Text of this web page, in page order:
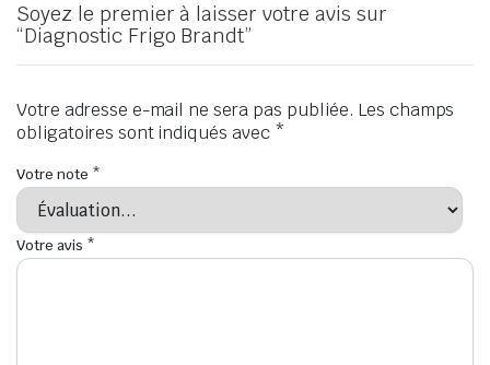
Soyez le premier à laisser votre avis sur
“Diagnostic Frigo Brandt”
Votre adresse e-mail ne sera pas publiée. Les champs
obligatoires sont indiqués avec *
Votre note *
Votre avis *